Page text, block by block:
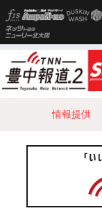
情報提供